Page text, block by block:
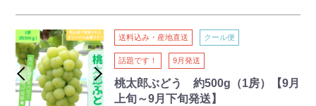
味が広がります。
送料込み・産地直送 クール便
話題です！ 9月発送
桃太郎ぶどう 約500g（1房）【9月
上旬～9月下旬発送】